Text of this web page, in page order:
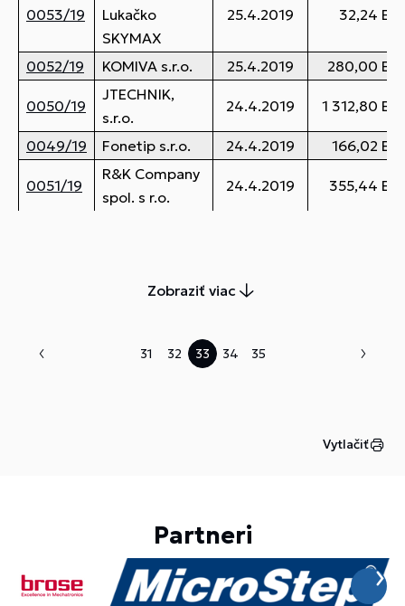
0053/19
Lukačko
SKYMAX
25.4.2019 32,24
0052/19 KOMIVA s.r.o. 25.4.2019 280,00
0050/19
JTECHNIK,
s.r.o.
24.4.2019 1 312,80
0049/19 Fonetip s.r.o. 24.4.2019 166,02
0051/19
R&K Company
spol. s r.o.
24.4.2019 355,44
Zobraziť viac
31 32 33 34 35
Vytlačiť
Partneri